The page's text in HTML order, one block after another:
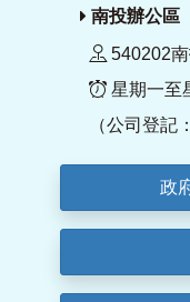
南投辦公區
540202
星期一至
（公司登記
政